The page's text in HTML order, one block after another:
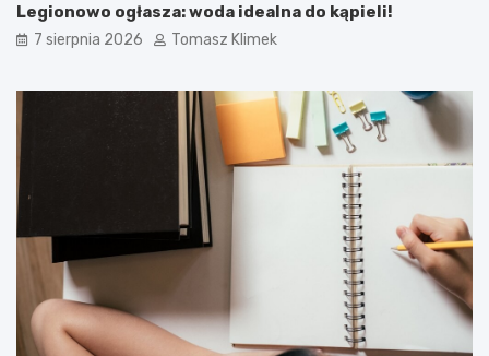
Legionowo ogłasza: woda idealna do kąpieli!
7 sierpnia 2026 Tomasz Klimek